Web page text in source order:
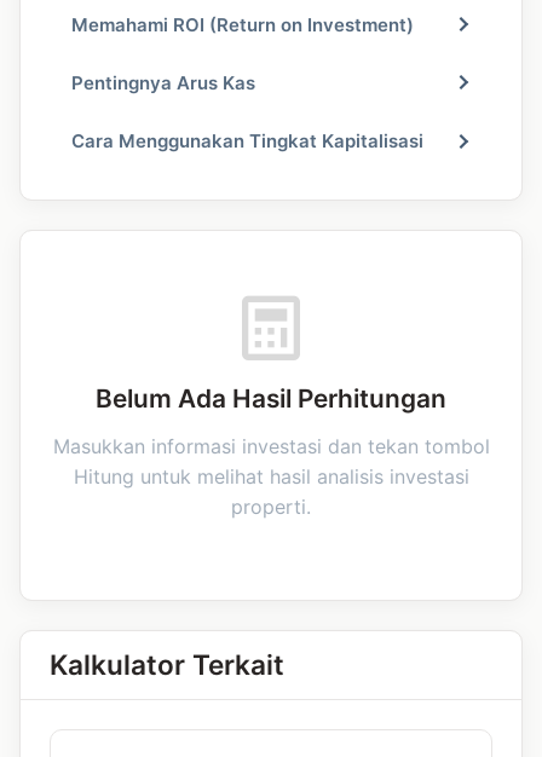
Memahami ROI (Return on Investment)
Pentingnya Arus Kas
Cara Menggunakan Tingkat Kapitalisasi
Belum Ada Hasil Perhitungan
Masukkan informasi investasi dan tekan tombol
Hitung untuk melihat hasil analisis investasi
properti.
Kalkulator Terkait